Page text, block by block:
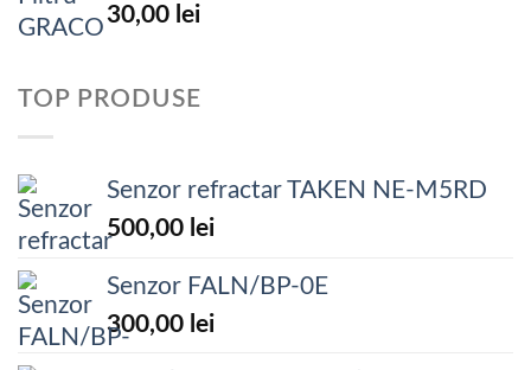
30,00 lei
TOP PRODUSE
Senzor refractar TAKEN NE-M5RD
500,00 lei
Senzor FALN/BP-0E
300,00 lei